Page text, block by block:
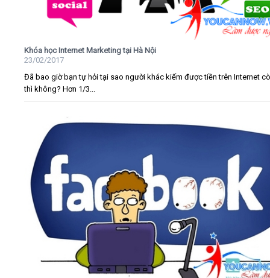
Khóa học Internet Marketing tại Hà Nội
23/02/2017
Đã bao giờ bạn tự hỏi tại sao người khác kiếm được tiền trên Internet
thì không? Hơn 1/3...